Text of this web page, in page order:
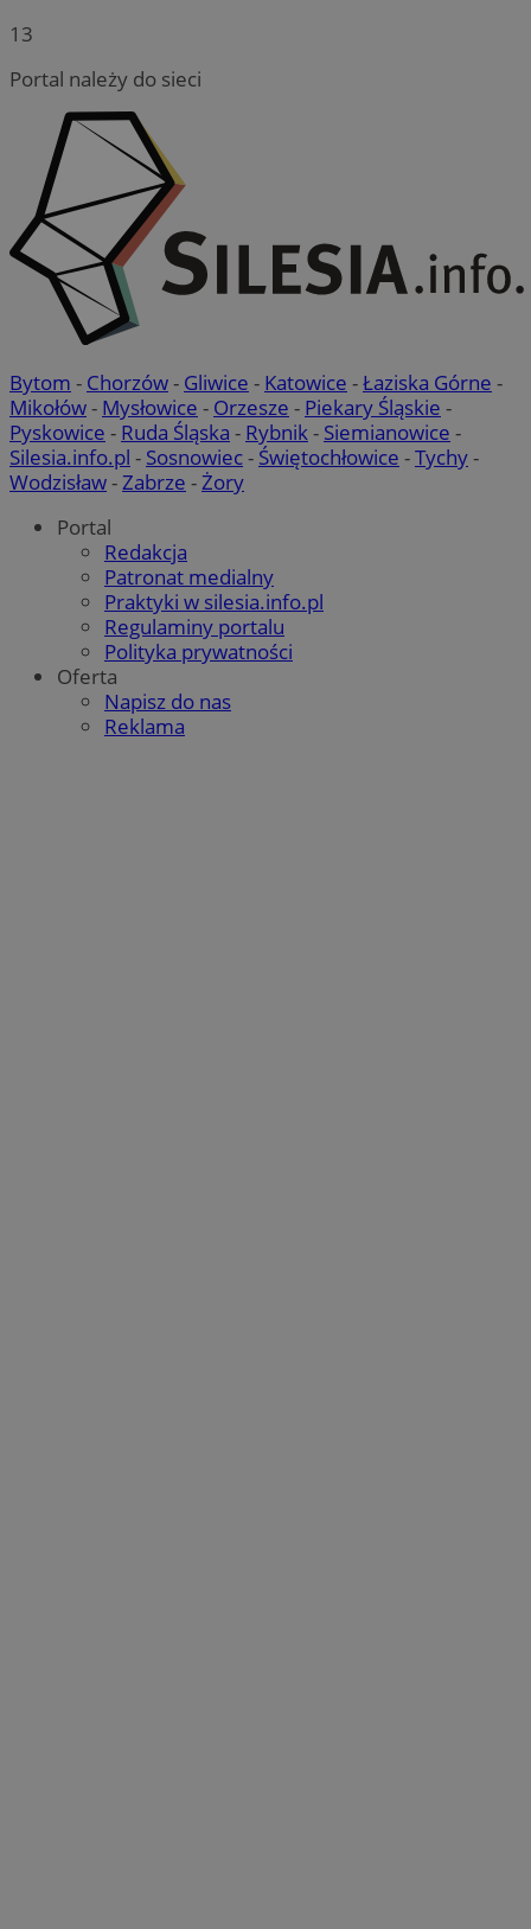
13
Portal należy do sieci
Bytom - Chorzów- Gliwice - Katowice -Łaziska Górne -
Mikołów- Mysłowice - Orzesze - Piekary Śląskie -
Pyskowice - Ruda Śląska - Rybnik- Siemianowice -
Silesia.info.pl - Sosnowiec- Świętochłowice -Tychy-
Wodzisław-Zabrze -Żory
Portal
Redakcja
Patronat medialny
Praktyki w silesia.info.pl
Regulaminy portalu
Polityka prywatności
Oferta
Napisz do nas
Reklama